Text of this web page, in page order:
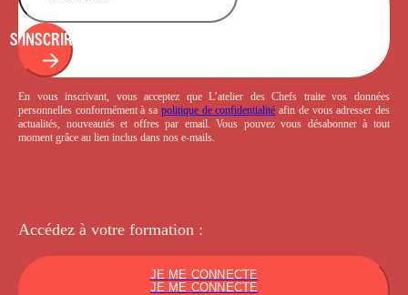
S'INSCRIRE
En vous inscrivant, vous acceptez que L’atelier des Chefs traite vos données
personnelles conformément à sa politique de confidentialité afin de vous adresser des
actualités, nouveautés et offres par email. Vous pouvez vous désabonner à tout
moment grâce au lien inclus dans nos e-mails.
Accédez à votre formation :
JE ME CONNECTE
JE ME CONNECTE